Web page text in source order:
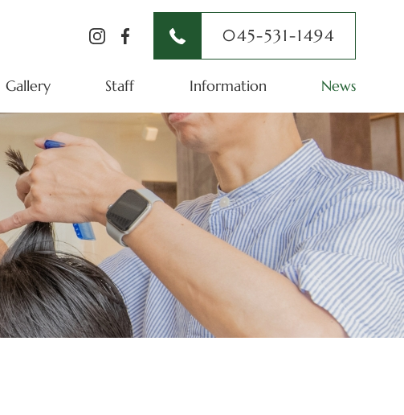
Gallery Staff Information News
045-531-1494